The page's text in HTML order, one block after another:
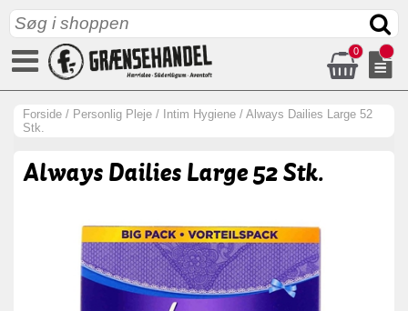
0
Forside / Personlig Pleje / Intim Hygiene / Always Dailies Large 52
Stk.
Always Dailies Large 52 Stk.